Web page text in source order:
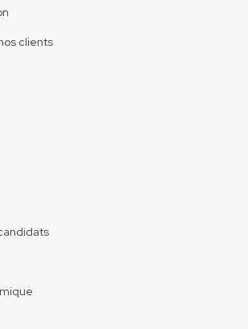
clients